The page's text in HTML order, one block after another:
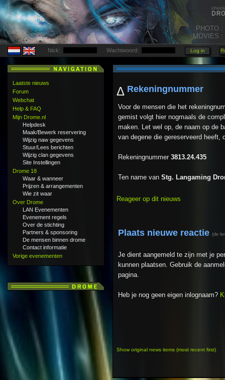
PHOTO :
MOVIES :
Nick: Wachtwoord:
Laatste nieuws
Forum
Webchat
Help & FAQ
Mijn Drome.nl
Helpdesk
Maak/Bewerk reservering
Wijzig naw gegevens
Stuur/Lees berichten
Wijzig clan gegevens
Site Instellingen
Drome 18
Waar & wanneer
Prijzen & arrangementen
Wie zit waar
Over Drome
LAN Evenementen
Evenement regels
Over de stichting
Partners & sponsoring
De mensen binnen drome
Contact informatie
Vorige evenementen
Δ Rekeningnummer
Voor de mensen die het
gemist volgt hier nogmaals de
maken. Let wel op, de naam op de
van degene die gereserveerd
Rekeningnummer 3813.24.435
Ten name van Stg. Langaming
Reageer op dit nieuws
Plaats nieuwe reactie (de
Je dient aangemeld te zijn met je
kunnen plaatsen. Gebruik de
pagina.
Heb je nog geen eigen inlognaam?
Show original news items (most recent first)